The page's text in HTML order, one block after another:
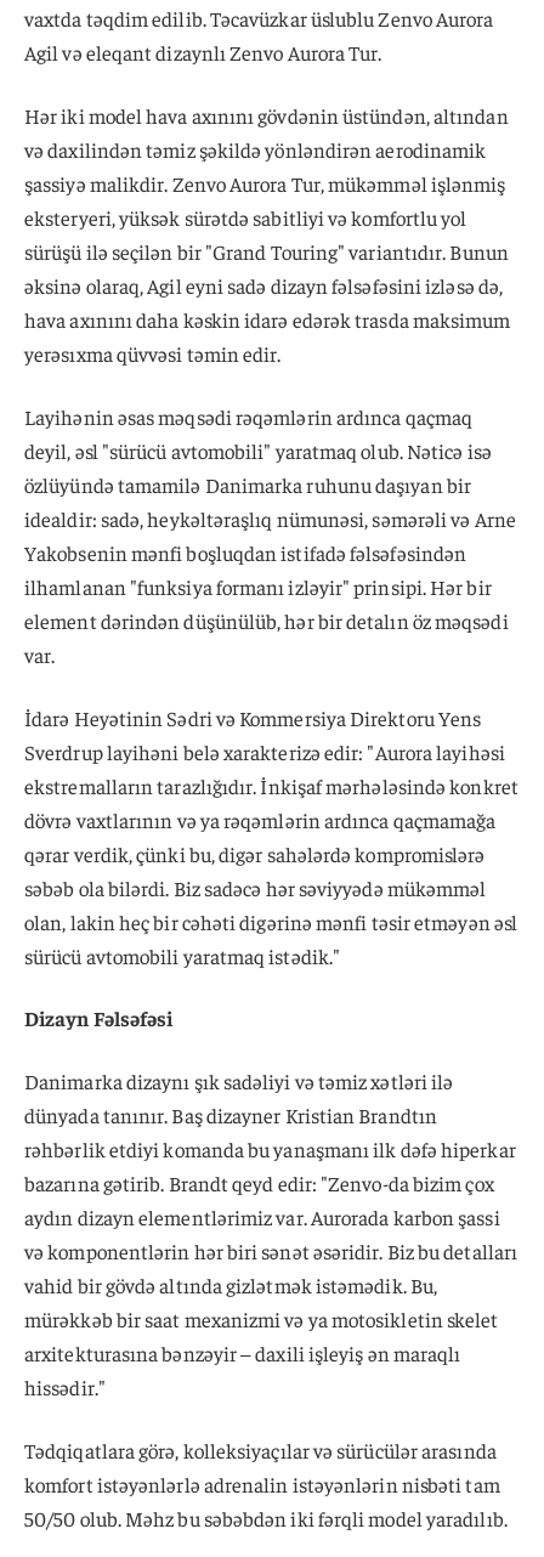
vaxtda təqdim edilib. Təcavüzkar üslublu Zenvo Aurora
Agil və eleqant dizaynlı Zenvo Aurora Tur.
Hər iki model hava axınını gövdənin üstündən, altından
və daxilindən təmiz şəkildə yönləndirən aerodinamik
şassiyə malikdir. Zenvo Aurora Tur, mükəmməl işlənmiş
eksteryeri, yüksək sürətdə sabitliyi və komfortlu yol
sürüşü ilə seçilən bir "Grand Touring" variantıdır. Bunun
əksinə olaraq, Agil eyni sadə dizayn fəlsəfəsini izləsə də,
hava axınını daha kəskin idarə edərək trasda maksimum
yerəsıxma qüvvəsi təmin edir.
Layihənin əsas məqsədi rəqəmlərin ardınca qaçmaq
deyil, əsl "sürücü avtomobili" yaratmaq olub. Nəticə isə
özlüyündə tamamilə Danimarka ruhunu daşıyan bir
idealdir: sadə, heykəltəraşlıq nümunəsi, səmərəli və Arne
Yakobsenin mənfi boşluqdan istifadə fəlsəfəsindən
ilhamlanan "funksiya formanı izləyir" prinsipi. Hər bir
element dərindən düşünülüb, hər bir detalın öz məqsədi
var.
İdarə Heyətinin Sədri və Kommersiya Direktoru Yens
Sverdrup layihəni belə xarakterizə edir: "Aurora layihəsi
ekstremalların tarazlığıdır. İnkişaf mərhələsində konkret
dövrə vaxtlarının və ya rəqəmlərin ardınca qaçmamağa
qərar verdik, çünki bu, digər sahələrdə kompromislərə
səbəb ola bilərdi. Biz sadəcə hər səviyyədə mükəmməl
olan, lakin heç bir cəhəti digərinə mənfi təsir etməyən əsl
sürücü avtomobili yaratmaq istədik."
Dizayn Fəlsəfəsi
Danimarka dizaynı şık sadəliyi və təmiz xətləri ilə
dünyada tanınır. Baş dizayner Kristian Brandtın
rəhbərlik etdiyi komanda bu yanaşmanı ilk dəfə hiperkar
bazarına gətirib. Brandt qeyd edir: "Zenvo-da bizim çox
aydın dizayn elementlərimiz var. Aurorada karbon şassi
və komponentlərin hər biri sənət əsəridir. Biz bu detalları
vahid bir gövdə altında gizlətmək istəmədik. Bu,
mürəkkəb bir saat mexanizmi və ya motosikletin skelet
arxitekturasına bənzəyir – daxili işleyiş ən maraqlı
hissədir."
Tədqiqatlara görə, kolleksiyaçılar və sürücülər arasında
komfort istəyənlərlə adrenalin istəyənlərin nisbəti tam
50/50 olub. Məhz bu səbəbdən iki fərqli model yaradılıb.